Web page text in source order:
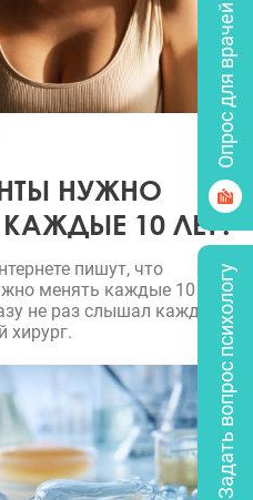
НУЖНО
10 ЛЕТ?
пишут, что
менять каждые 10
не раз слышал каждый
хирург.
Опрос для врачей
Задать вопрос психологу